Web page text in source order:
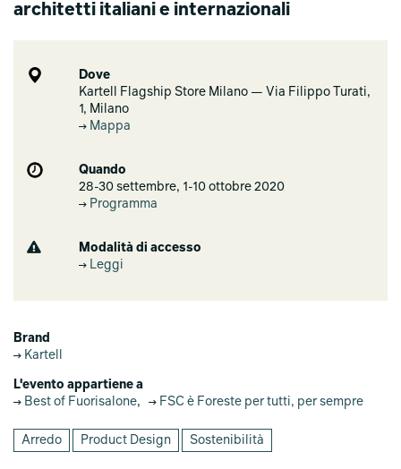
architetti italiani e internazionali
Dove
Kartell Flagship Store Milano — Via Filippo Turati,
1, Milano
Mappa
Quando
28-30 settembre, 1-10 ottobre 2020
Programma
Modalità di accesso
Leggi
Brand
Kartell
L'evento appartiene a
Best of Fuorisalone, FSC è Foreste per tutti, per sempre
Arredo Product Design Sostenibilità